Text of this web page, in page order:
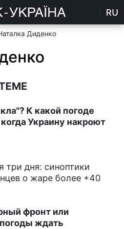
RU
Диденко
К какой погоде
когда Украину накроют
три дня: синоптики
о жаре более +40
фронт или
ждать